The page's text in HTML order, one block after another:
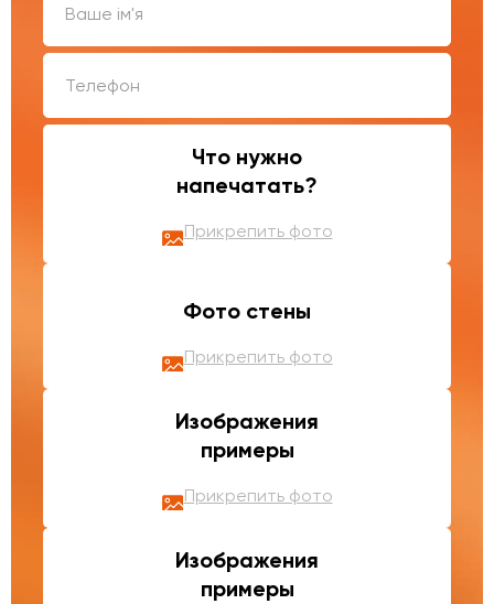
Что нужно
напечатать?
Прикрепить фото
Фото стены
Прикрепить фото
Изображения
примеры
Прикрепить фото
Изображения
примеры